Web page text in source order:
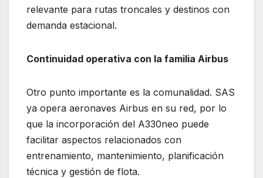
relevante para rutas troncales y destinos con
demanda estacional.
Continuidad operativa con la familia Airbus
Otro punto importante es la comunalidad. SAS
ya opera aeronaves Airbus en su red, por lo
que la incorporación del A330neo puede
facilitar aspectos relacionados con
entrenamiento, mantenimiento, planificación
técnica y gestión de flota.